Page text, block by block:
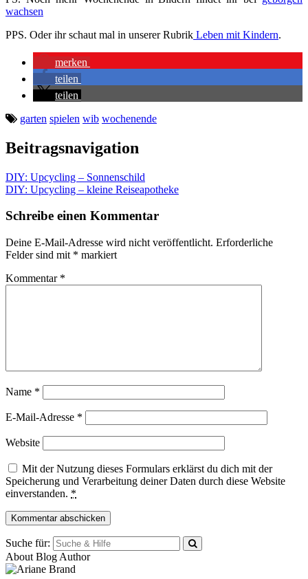
wachsen
PPS. Oder ihr schaut mal in unserer Rubrik Leben mit Kindern.
merken
teilen
teilen
garten spielen wib wochenende
Beitragsnavigation
DIY: Upcycling – Sonnenschild
DIY: Upcycling – kleine Reiseapotheke
Schreibe einen Kommentar
Deine E-Mail-Adresse wird nicht veröffentlicht. Erforderliche
Felder sind mit * markiert
Kommentar *
Name *
E-Mail-Adresse *
Website
Mit der Nutzung dieses Formulars erklärst du dich mit der
Speicherung und Verarbeitung deiner Daten durch diese Website
einverstanden. *
Suche für:
About Blog Author